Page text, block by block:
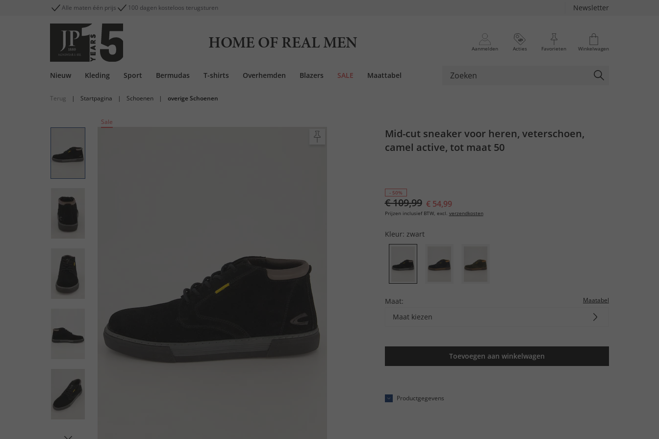
Alle maten één prijs 100 dagen kosteloos terugsturen Newsletter
HOME OF REAL MEN Aanmelden Acties Favorieten Winkelwagen
Nieuw Kleding Sport Bermudas T-shirts Overhemden Blazers SALE Maattabel
Terug | Startpagina | Schoenen | overige Schoenen
Sale
Mid-cut sneaker voor heren, veterschoen,
camel active, tot maat 50
- 50%
€ 109,99 € 54,99
Prijzen inclusief BTW, excl. verzendkosten
Kleur: zwart
Maat: Maatabel
Maat kiezen
Toevoegen aan winkelwagen
Productgegevens